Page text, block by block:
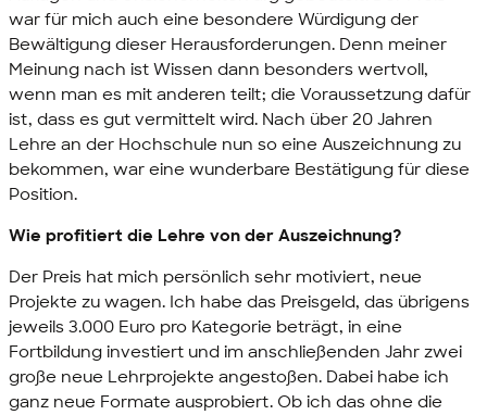
war für mich auch eine besondere Würdigung der
Bewältigung dieser Herausforderungen. Denn meiner
Meinung nach ist Wissen dann besonders wertvoll,
wenn man es mit anderen teilt; die Voraussetzung dafür
ist, dass es gut vermittelt wird. Nach über 20 Jahren
Lehre an der Hochschule nun so eine Auszeichnung zu
bekommen, war eine wunderbare Bestätigung für diese
Position.
Wie profitiert die Lehre von der Auszeichnung?
Der Preis hat mich persönlich sehr motiviert, neue
Projekte zu wagen. Ich habe das Preisgeld, das übrigens
jeweils 3.000 Euro pro Kategorie beträgt, in eine
Fortbildung investiert und im anschließenden Jahr zwei
große neue Lehrprojekte angestoßen. Dabei habe ich
ganz neue Formate ausprobiert. Ob ich das ohne die